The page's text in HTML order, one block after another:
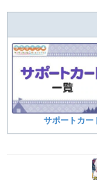
サポートカー